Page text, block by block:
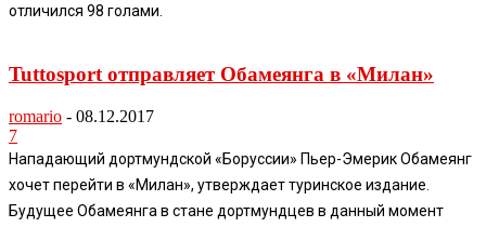
отличился 98 голами.
Tuttosport отправляет Обамеянга в «Милан»
romario - 08.12.2017
7
Нападающий дортмундской «Боруссии» Пьер-Эмерик Обамеянг
хочет перейти в «Милан», утверждает туринское издание.
Будущее Обамеянга в стане дортмундцев в данный момент